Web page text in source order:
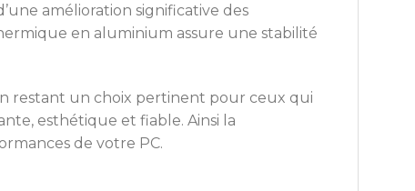
amélioration significative des
en aluminium assure une stabilité
restant un choix pertinent pour ceux qui
esthétique et fiable. Ainsi la
de votre PC.